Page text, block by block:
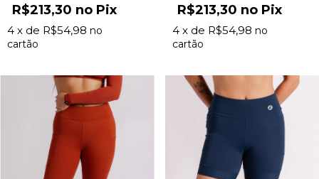
R$213,30 Pix
4 x de R$54,98
R$213,30 Pix
4 x de R$54,98